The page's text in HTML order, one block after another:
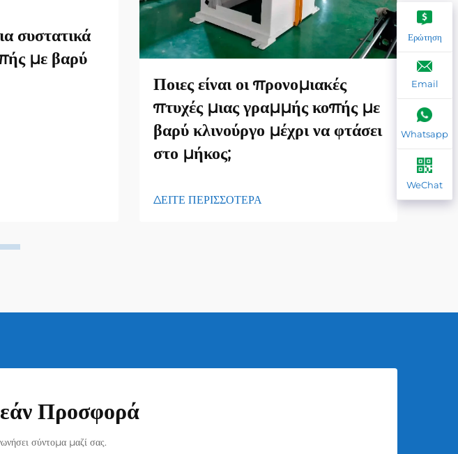
συστατικά
με βαρύ
Ποιες είναι οι προνομιακές
πτυχές μιας γραμμής κοπής με
βαρύ κλινούργο μέχρι να φτάσει
στο μήκος;
ΔΕΙΤΕ ΠΕΡΙΣΣΟΤΕΡΑ
Προσφορά
σύντομα μαζί σας.
Ερώτηση
Email
Whatsapp
WeChat